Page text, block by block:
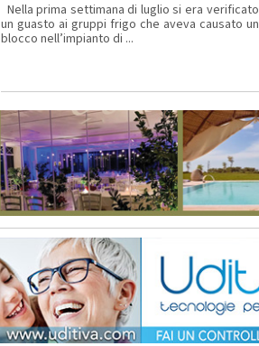
Nella prima settimana di luglio si era verificato
un guasto ai gruppi frigo che aveva causato un
blocco nell’impianto di ...